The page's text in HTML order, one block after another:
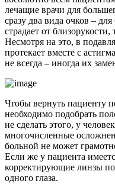
лечащие врачи для
сразу два вида очков –
страдает от
Несмотря на это, в
протекает вместе с
не всегда – иногда их
Чтобы вернуть пациенту
необходимо подобрать
не сделать этого, у
многочисленные
больной не может
Если же у пациента
корректирующие линзы
одного глаза.